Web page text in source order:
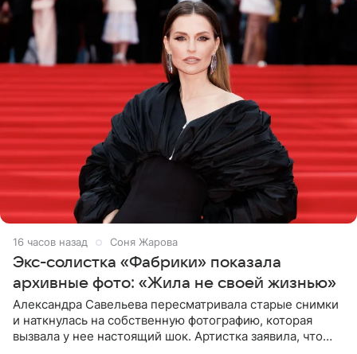
16 часов назад Соня Жарова
Экс-солистка «Фабрики» показала
архивные фото: «Жила не своей жизнью»
Александра Савельева пересматривала старые снимки
и наткнулась на собственную фотографию, которая
вызвала у нее настоящий шок. Артистка заявила, что